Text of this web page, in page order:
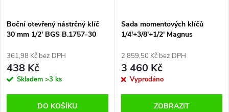
Boční otevřený nástrčný klíč
30 mm 1/2' BGS B.1757-30
361,98 Kč bez DPH
438 Kč
Skladem >3 ks
DO KOŠÍKU
Sada momentových klíčů
1/4'+3/8'+1/2' Magnus
2 859,50 Kč bez DPH
3 460 Kč
Vyprodáno
ZOBRAZIT